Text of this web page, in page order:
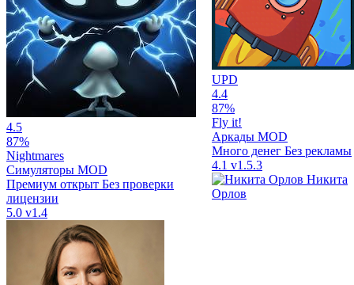
4.5
87%
Nightmares
Симуляторы MOD
Премиум открыт Без проверки
лицензии
5.0 v1.4
UPD
4.4
87%
Fly it!
Аркады MOD
Много денег Без рекламы
4.1 v1.5.3
Никита
Орлов